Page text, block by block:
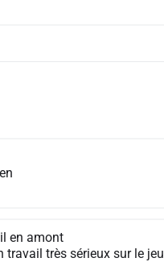
en amont
travail très sérieux sur le jeu